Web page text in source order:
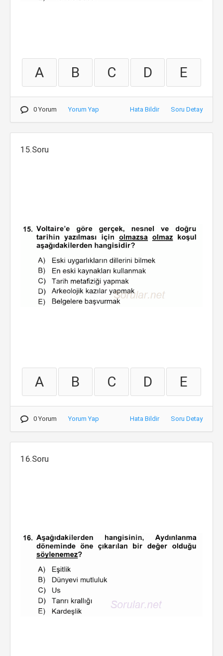
A B C D E
0 Yorum Yorum Yap Hata Bildir Soru Detay
15.Soru
A B C D E
0 Yorum Yorum Yap Hata Bildir Soru Detay
16.Soru